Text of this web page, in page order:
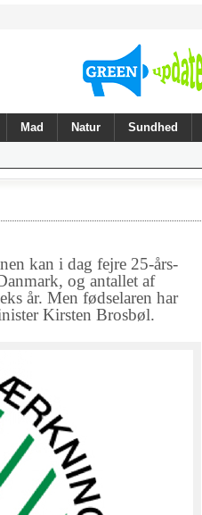
Mad Natur Sundhed
kan i dag fejre 25-års-
og antallet af
år. Men fødselaren har
Kirsten Brosbøl.